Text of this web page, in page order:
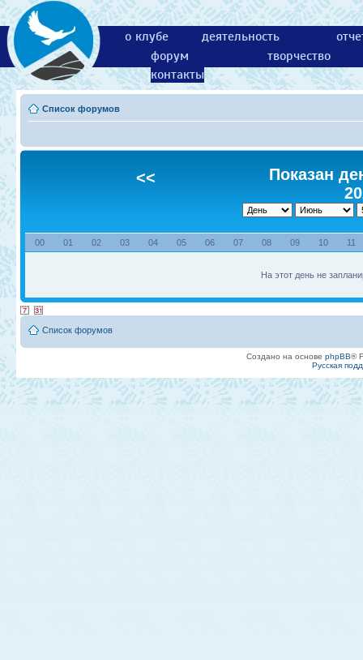
о клубе деятельность
форум
творчество
контакты
Список форумов
<<
Показан
00 01 02 03 04 05 06 07 08 09 10 11
На этот день не
Список форумов
Создано на основе phpBB®
Русская